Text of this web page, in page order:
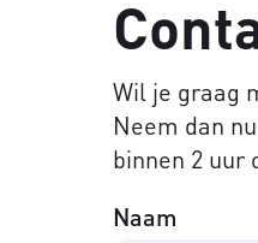
Wil je graag
Neem dan
binnen 2 uur
Naam